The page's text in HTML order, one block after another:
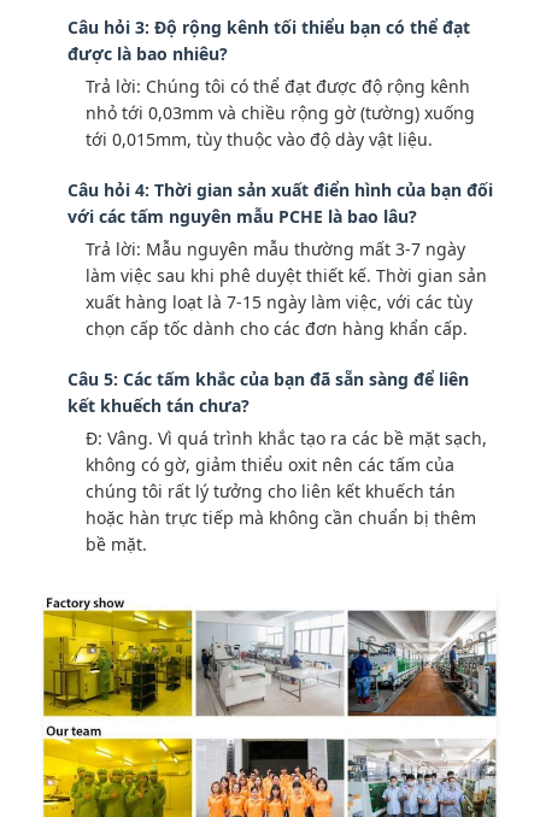
Câu hỏi 3: Độ rộng kênh tối thiểu bạn có thể đạt
được là bao nhiêu?
Trả lời: Chúng tôi có thể đạt được độ rộng kênh
nhỏ tới 0,03mm và chiều rộng gờ (tường) xuống
tới 0,015mm, tùy thuộc vào độ dày vật liệu.
Câu hỏi 4: Thời gian sản xuất điển hình của bạn đối
với các tấm nguyên mẫu PCHE là bao lâu?
Trả lời: Mẫu nguyên mẫu thường mất 3-7 ngày
làm việc sau khi phê duyệt thiết kế. Thời gian sản
xuất hàng loạt là 7-15 ngày làm việc, với các tùy
chọn cấp tốc dành cho các đơn hàng khẩn cấp.
Câu 5: Các tấm khắc của bạn đã sẵn sàng để liên
kết khuếch tán chưa?
Đ: Vâng. Vì quá trình khắc tạo ra các bề mặt sạch,
không có gờ, giảm thiểu oxit nên các tấm của
chúng tôi rất lý tưởng cho liên kết khuếch tán
hoặc hàn trực tiếp mà không cần chuẩn bị thêm
bề mặt.